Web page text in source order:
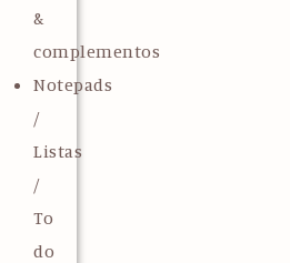
&
complementos
Notepads
/
Listas
/
To
do